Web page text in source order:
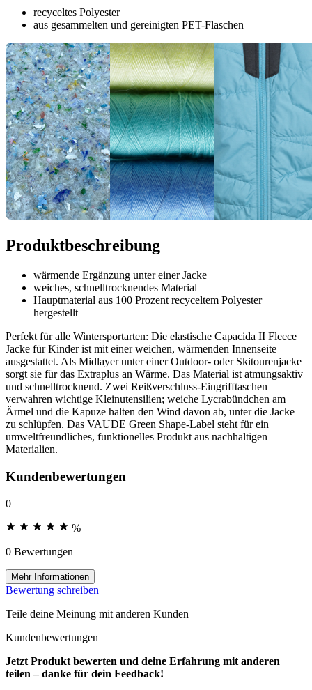
recyceltes Polyester
aus gesammelten und gereinigten PET-Flaschen
Produktbeschreibung
wärmende Ergänzung unter einer Jacke
weiches, schnelltrocknendes Material
Hauptmaterial aus 100 Prozent recyceltem Polyester
hergestellt
Perfekt für alle Wintersportarten: Die elastische Capacida II Fleece
Jacke für Kinder ist mit einer weichen, wärmenden Innenseite
ausgestattet. Als Midlayer unter einer Outdoor- oder Skitourenjacke
sorgt sie für das Extraplus an Wärme. Das Material ist atmungsaktiv
und schnelltrocknend. Zwei Reißverschluss-Eingrifftaschen
verwahren wichtige Kleinutensilien; weiche Lycrabündchen am
Ärmel und die Kapuze halten den Wind davon ab, unter die Jacke
zu schlüpfen. Das VAUDE Green Shape-Label steht für ein
umweltfreundliches, funktionelles Produkt aus nachhaltigen
Materialien.
Kundenbewertungen
0
%
0 Bewertungen
Mehr Informationen
Bewertung schreiben
Teile deine Meinung mit anderen Kunden
Kundenbewertungen
Jetzt Produkt bewerten und deine Erfahrung mit anderen
teilen – danke für dein Feedback!